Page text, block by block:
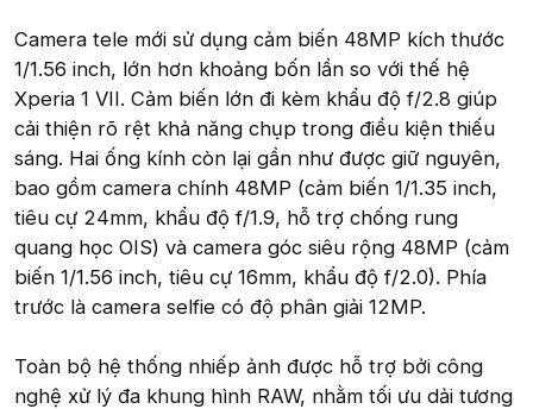
Camera tele mới sử dụng cảm biến 48MP kích thước
1/1.56 inch, lớn hơn khoảng bốn lần so với thế hệ
Xperia 1 VII. Cảm biến lớn đi kèm khẩu độ f/2.8 giúp
cải thiện rõ rệt khả năng chụp trong điều kiện thiếu
sáng. Hai ống kính còn lại gần như được giữ nguyên,
bao gồm camera chính 48MP (cảm biến 1/1.35 inch,
tiêu cự 24mm, khẩu độ f/1.9, hỗ trợ chống rung
quang học OIS) và camera góc siêu rộng 48MP (cảm
biến 1/1.56 inch, tiêu cự 16mm, khẩu độ f/2.0). Phía
trước là camera selfie có độ phân giải 12MP.
Toàn bộ hệ thống nhiếp ảnh được hỗ trợ bởi công
nghệ xử lý đa khung hình RAW, nhằm tối ưu dải tương